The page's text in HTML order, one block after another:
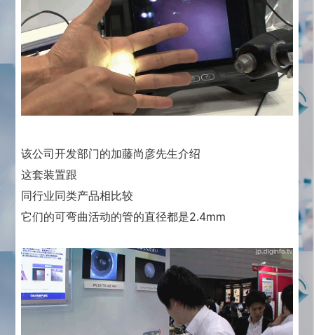
该公司开发部门的加藤尚彦先生介绍
这套装置跟
同行业同类产品相比较
它们的可弯曲活动的管的直径都是2.4mm